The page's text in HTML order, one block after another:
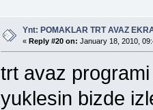
Ynt: POMAKLAR TRT AVAZ
« Reply #20 on: January 18, 2010,
trt avaz
yuklesin bizde